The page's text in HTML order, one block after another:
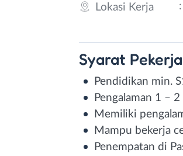
Lokasi Kerja
:
Syarat
Pendidikan min.
Pengalaman 1 –
Memiliki
Mampu bekerja
Penempatan di